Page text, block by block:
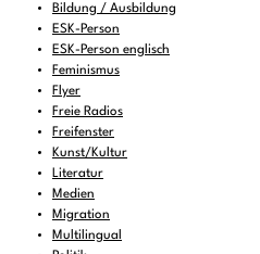
08:16 - 09:00 Musik zum
09:00 - 11:00 ReMix
11:00
11:06 - 12:00
12:00 - 13:00
13:00
13:06 - 14:00
Bildung / Ausbildung
ESK-Person
ESK-Person englisch
Feminismus
Flyer
Freie Radios
Freifenster
Kunst/Kultur
Literatur
Medien
Migration
Multilingual